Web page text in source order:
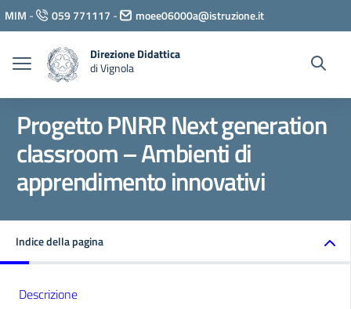
Vai ai contenuti
Vai al menu di navigazione
Vai al footer
MIM - 059 771117 - moee06000a@istruzione.it
Direzione Didattica
di Vignola
Progetto PNRR Next generation
classroom – Ambienti di
apprendimento innovativi
Indice della pagina
Descrizione